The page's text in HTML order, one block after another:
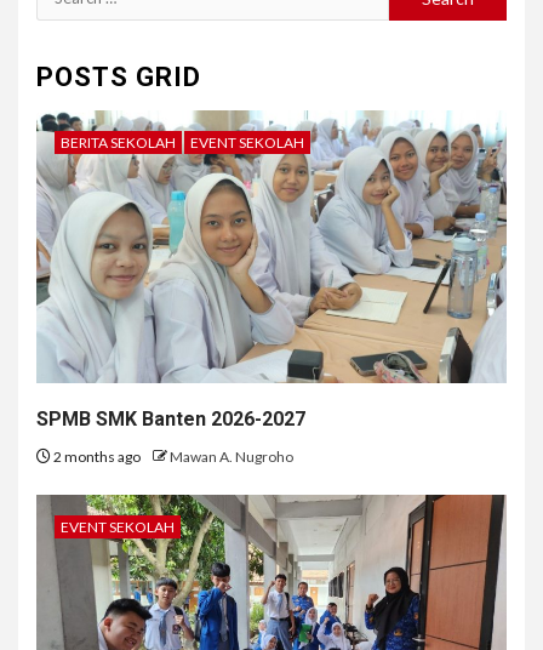
for:
POSTS GRID
BERITA SEKOLAH EVENT SEKOLAH
SPMB SMK Banten 2026-2027
2 months ago Mawan A. Nugroho
EVENT SEKOLAH